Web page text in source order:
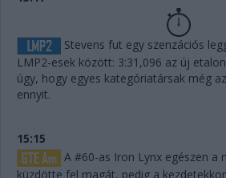
Stevens fut egy szenzációs
LMP2-esek között: 3:31,096 az új
úgy, hogy egyes kategóriatársak még
ennyit.
15:15
A #60-as Iron Lynx egészen a
küzdötte fel magát, pedig a